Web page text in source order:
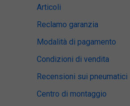
Articoli
Reclamo garanzia
Modalità di pagamento
Condizioni di vendita
Recensioni sui pneumatici
Centro di montaggio